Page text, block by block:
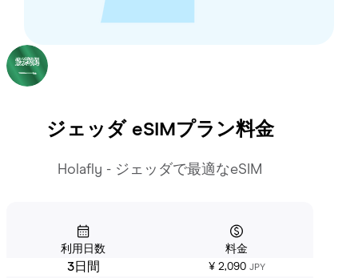
ジェッダ eSIMプラン料金
Holafly - ジェッダで最適なeSIM
利用日数 料金
3日間 ¥ 2,090 JPY